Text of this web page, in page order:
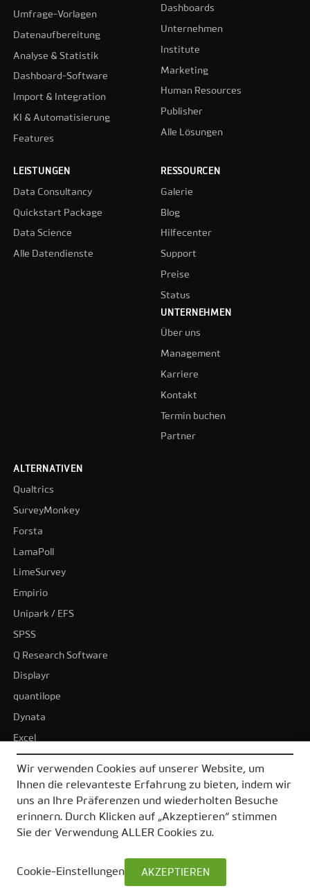
Umfrage-Vorlagen
Datenaufbereitung
Analyse & Statistik
Dashboard-Software
Import & Integration
KI & Automatisierung
Features
Dashboards
Unternehmen
Institute
Marketing
Human Resources
Publisher
Alle Lösungen
LEISTUNGEN
Data Consultancy
Quickstart Package
Data Science
Alle Datendienste
RESSOURCEN
Galerie
Blog
Hilfecenter
Support
Preise
Status
UNTERNEHMEN
Über uns
Management
Karriere
Kontakt
Termin buchen
Partner
ALTERNATIVEN
Qualtrics
SurveyMonkey
Forsta
LamaPoll
LimeSurvey
Empirio
Unipark / EFS
SPSS
Q Research Software
Displayr
quantilope
Dynata
Excel
Tableau
Power BI
Alle Alternativen
Wir verwenden Cookies auf unserer Website, um
Ihnen die relevanteste Erfahrung zu bieten, indem wir
uns an Ihre Präferenzen und wiederholten Besuche
erinnern. Durch Klicken auf „Akzeptieren“ stimmen
Sie der Verwendung ALLER Cookies zu.
Cookie-Einstellungen AKZEPTIEREN